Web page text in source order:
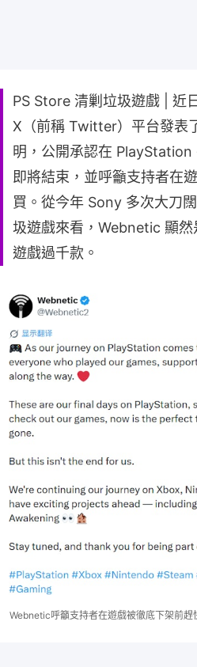
PS Store 清剿垃圾遊戲 | 近
X（前稱 Twitter）平台發表
明，公開承認在 PlayStation
即將結束，並呼籲支持者在
買。從今年 Sony 多次大刀
圾遊戲來看，Webnetic 顯
遊戲過千款。
Webnetic呼籲支持者在遊戲被徹底下架前趕